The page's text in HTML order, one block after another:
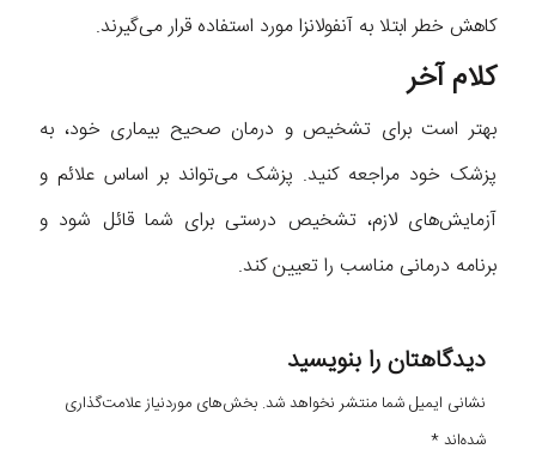
کاهش خطر ابتلا به آنفولانزا مورد استفاده قرار می‌گیرند.
کلام آخر
بهتر است برای تشخیص و درمان صحیح بیماری خود، به
پزشک خود مراجعه کنید. پزشک می‌تواند بر اساس علائم و
آزمایش‌های لازم، تشخیص درستی برای شما قائل شود و
برنامه درمانی مناسب را تعیین کند.
دیدگاهتان را بنویسید
نشانی ایمیل شما منتشر نخواهد شد. بخش‌های موردنیاز علامت‌گذاری
شده‌اند*